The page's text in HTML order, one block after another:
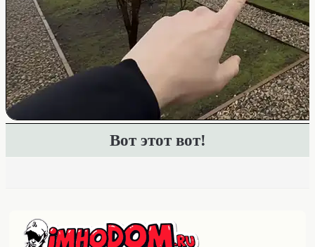
Вот этот вот!